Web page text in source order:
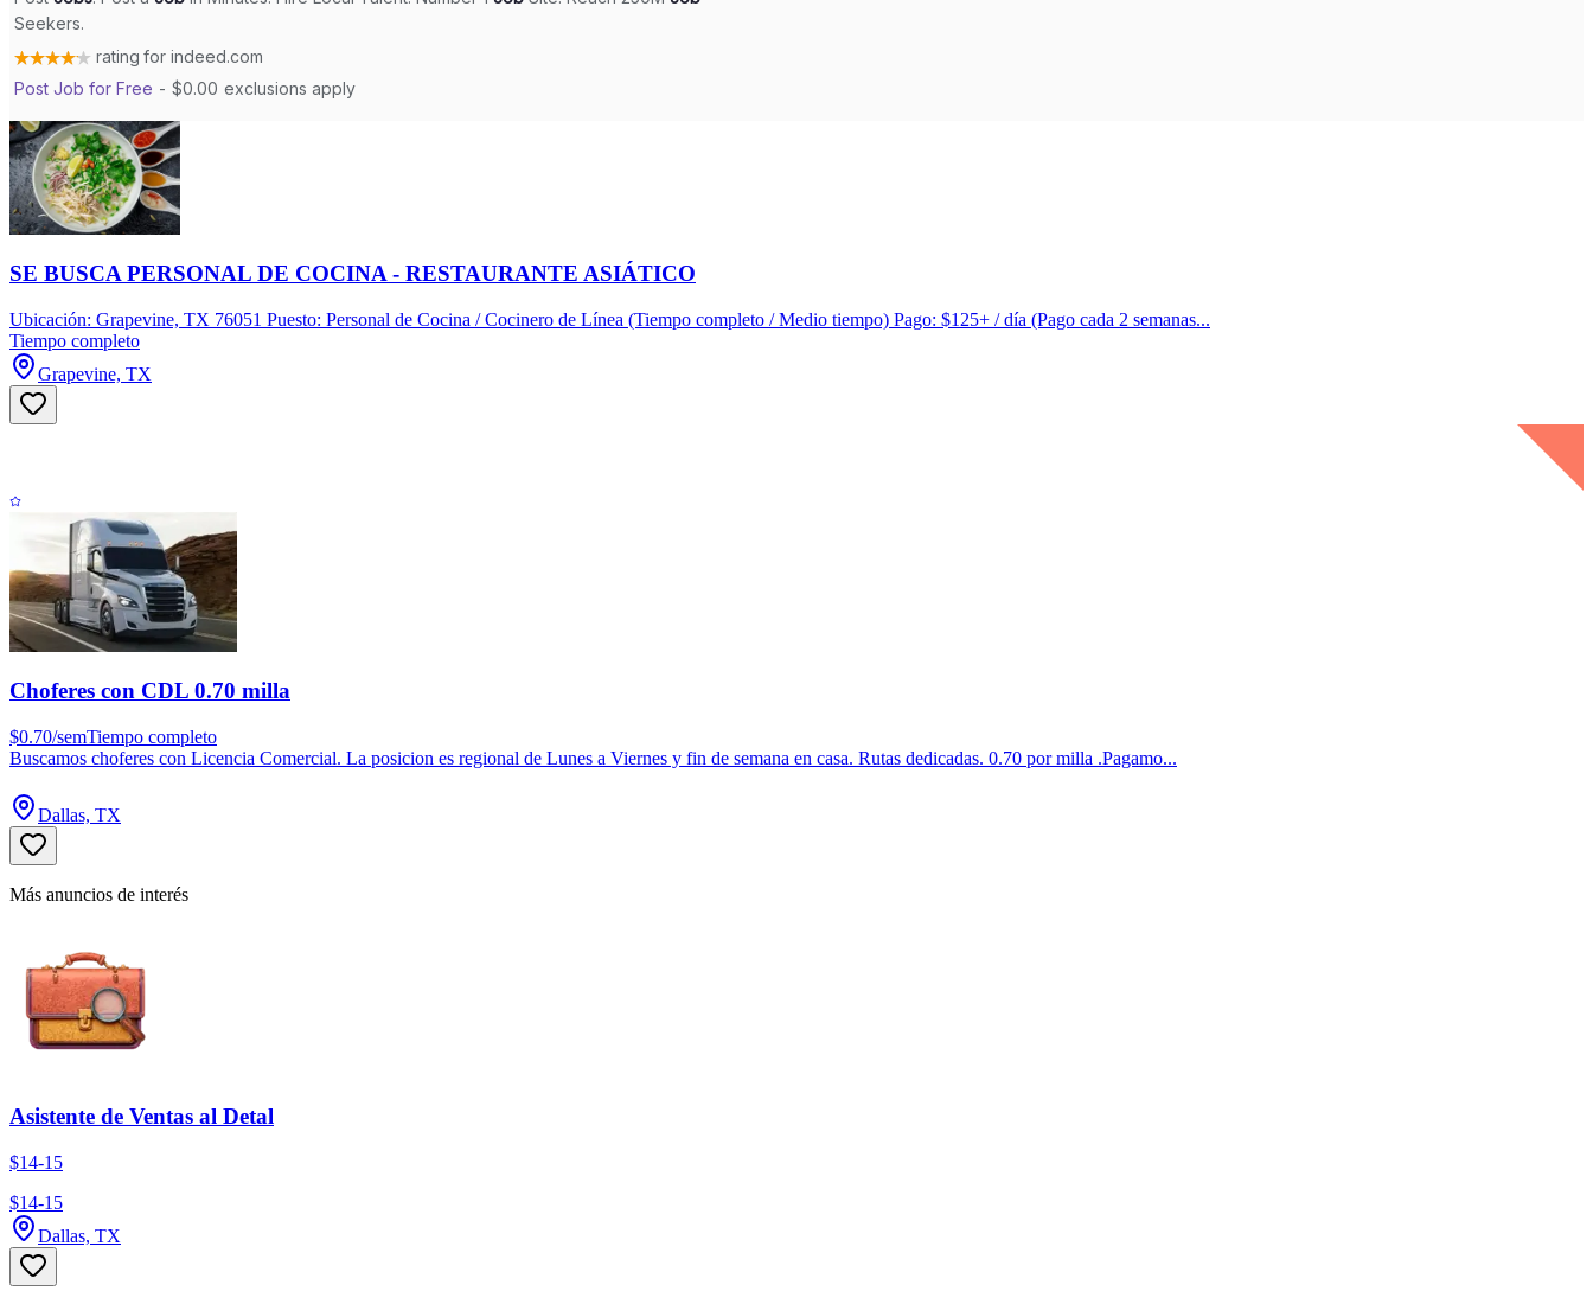
SE BUSCA PERSONAL DE COCINA - RESTAURANTE ASIÁTICO
Ubicación: Grapevine, TX 76051 Puesto: Personal de Cocina / Cocinero de Línea (Tiempo completo / Medio tiempo) Pago: $125+ / día (Pago cada 2 semanas...
Tiempo completo
Grapevine, TX
Choferes con CDL 0.70 milla
$0.70/semTiempo completo
Buscamos choferes con Licencia Comercial. La posicion es regional de Lunes a Viernes y fin de semana en casa. Rutas dedicadas. 0.70 por milla .Pagamo...
Dallas, TX
Más anuncios de interés
Asistente de Ventas al Detal
$14-15
$14-15
Dallas, TX